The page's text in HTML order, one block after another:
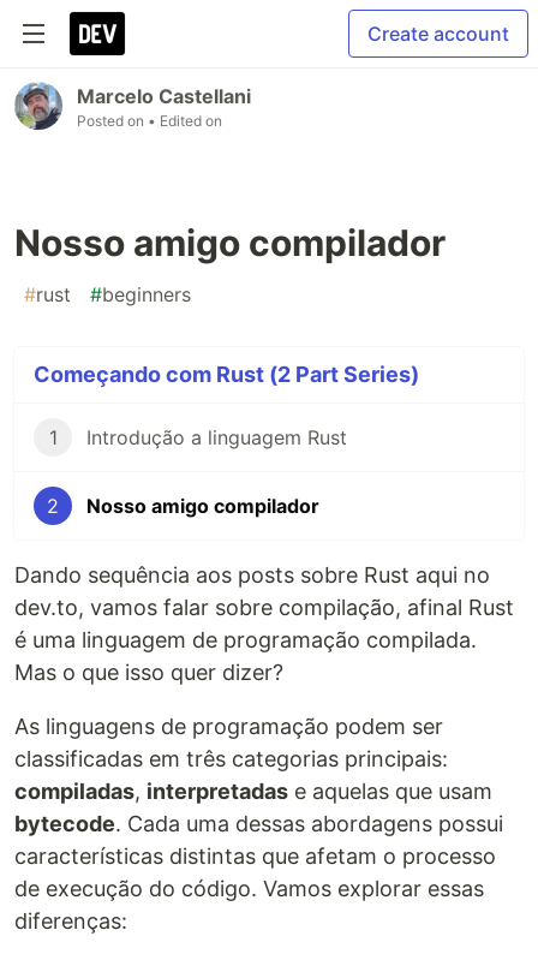
Create account
Marcelo Castellani
Posted on • Edited on
Nosso amigo compilador
#rust #beginners
Começando com Rust (2 Part Series)
1 Introdução a linguagem Rust
2 Nosso amigo compilador
Dando sequência aos posts sobre Rust aqui no
dev.to, vamos falar sobre compilação, afinal Rust
é uma linguagem de programação compilada.
Mas o que isso quer dizer?
As linguagens de programação podem ser
classificadas em três categorias principais:
compiladas, interpretadas e aquelas que usam
bytecode. Cada uma dessas abordagens possui
características distintas que afetam o processo
de execução do código. Vamos explorar essas
diferenças: